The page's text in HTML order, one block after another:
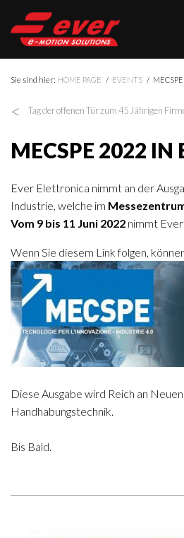
Sie sind hier: HOME PAGE EVENTS
< Tag der offenen Tür zum 45 Jährigen
MECSPE 2022 IN
Ever Elettronica nimmt an der
Industrie, welche im
Vom 9 bis 11 Juni 2022 nimmt
Wenn Sie diesem Link folgen,
Diese Ausgabe wird Reich an
Handhabungstechnik.
Bis Bald.